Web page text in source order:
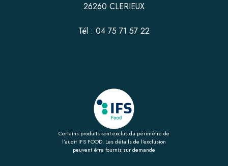
26260 CLERIEUX
Tél : 04 75 71 57 22
Certains produits sont exclus du périmètre de
l’audit IFS FOOD. Les détails de l’exclusion
peuvent être fournis sur demande